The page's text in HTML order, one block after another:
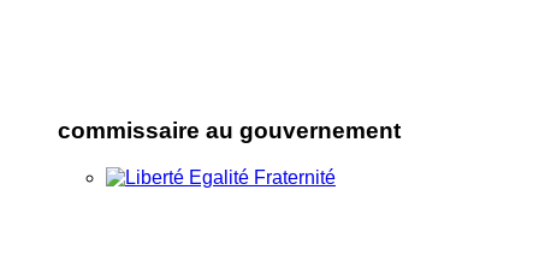
commissaire au gouvernement